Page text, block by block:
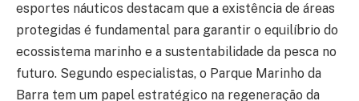
esportes náuticos destacam que a existência de áreas
protegidas é fundamental para garantir o equilíbrio do
ecossistema marinho e a sustentabilidade da pesca no
futuro. Segundo especialistas, o Parque Marinho da
Barra tem um papel estratégico na regeneração da